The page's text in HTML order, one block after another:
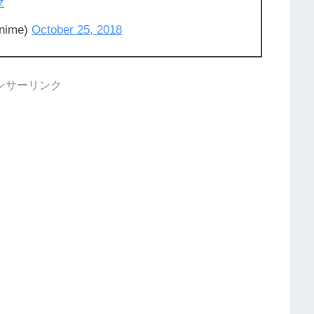
October 25, 2018
サーリンク